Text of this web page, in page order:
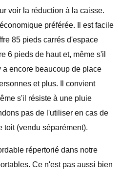
voir la réduction à la caisse.
préférée. Il est facile
85 pieds carrés d'espace
6 pieds de haut et, même s'il
encore beaucoup de place
et plus. Il convient
s'il résiste à une pluie
pas de l'utiliser en cas de
toit (vendu séparément).
répertorié dans notre
Ce n'est pas aussi bien